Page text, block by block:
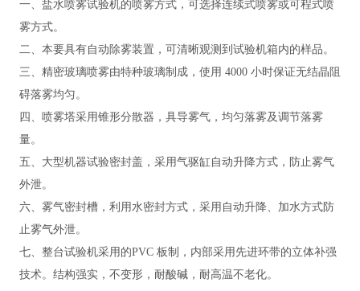
一、盐水喷雾试验机的喷雾方式，可选择连续式喷雾或可程式喷
雾方式。
二、本要具有自动除雾装置，可清晰观测到试验机箱内的样品。
三、精密玻璃喷雾由特种玻璃制成，使用 4000 小时保证无结晶阻
碍落雾均匀。
四、喷雾塔采用锥形分散器，具导雾气，均匀落雾及调节落雾
量。
五、大型机器试验密封盖，采用气驱缸自动升降方式，防止雾气
外泄。
六、雾气密封槽，利用水密封方式，采用自动升降、加水方式防
止雾气外泄。
七、整台试验机采用的PVC 板制，内部采用先进环带的立体补强
技术。结构强实，不变形，耐酸碱，耐高温不老化。